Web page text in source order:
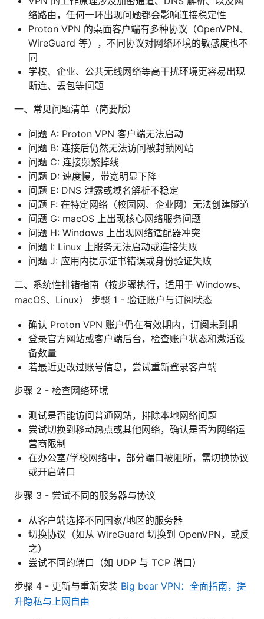
络路由，任何一环出现问题都会影响连接稳定性
Proton VPN 的桌面客户端有多种协议（OpenVPN、
WireGuard 等），不同协议对网络环境的敏感度也不
同
学校、企业、公共无线网络等高干扰环境更容易出现
断连、丢包等问题
一、常见问题清单（简要版）
问题 A: Proton VPN 客户端无法启动
问题 B: 连接后仍然无法访问被封锁网站
问题 C: 连接频繁掉线
问题 D: 速度慢，带宽明显下降
问题 E: DNS 泄露或域名解析不稳定
问题 F: 在特定网络（校园网、企业网）无法创建隧道
问题 G: macOS 上出现核心网络服务问题
问题 H: Windows 上出现网络适配器冲突
问题 I: Linux 上服务无法启动或连接失败
问题 J: 应用内提示证书错误或身份验证失败
二、系统性排错指南（按步骤执行，适用于 Windows、
macOS、Linux） 步骤 1 - 验证账户与订阅状态
确认 Proton VPN 账户仍在有效期内，订阅未到期
登录官方网站或客户端后台，检查账户状态和激活设
备数量
若最近更改过账号信息，尝试重新登录客户端
步骤 2 - 检查网络环境
测试是否能访问普通网站，排除本地网络问题
尝试切换到移动热点或其他网络，确认是否为网络运
营商限制
在办公室/学校网络中，部分端口被阻断，需切换协议
或开启端口
步骤 3 - 尝试不同的服务器与协议
从客户端选择不同国家/地区的服务器
切换协议（如从 WireGuard 切换到 OpenVPN，或反
之）
尝试不同的端口（如 UDP 与 TCP 端口）
步骤 4 - 更新与重新安装 Big bear VPN：全面指南，提
升隐私与上网自由